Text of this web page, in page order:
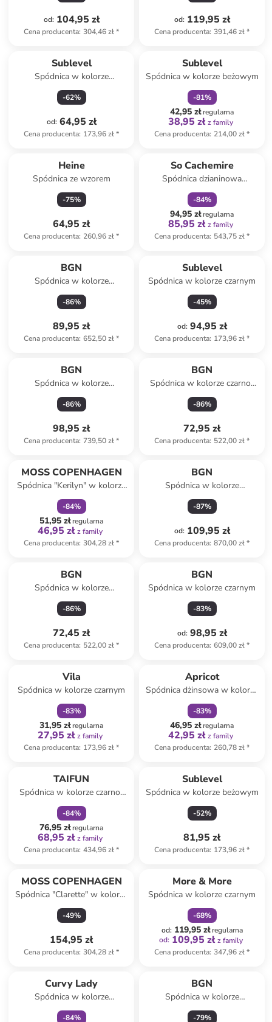
od: 104,95 zł
Cena producenta: 304,46 zł*
od: 119,95 zł
Cena producenta: 391,46 zł*
Sublevel
Spódnica w kolorze
niebieskim
-62%
od: 64,95 zł
Cena producenta: 173,96 zł*
Sublevel
Spódnica w kolorze beżowym
-81%
42,95 złregularna
38,95 zł z family
Cena producenta: 214,00 zł*
Heine
Spódnica ze wzorem
-75%
64,95 zł
Cena producenta: 260,96 zł*
So Cachemire
Spódnica dzianinowa
"Doristo" w kolorze brązowym
-84%
94,95 złregularna
85,95 zł z family
Cena producenta: 543,75 zł*
BGN
Spódnica w kolorze
brązowym
-86%
89,95 zł
Cena producenta: 652,50 zł*
Sublevel
Spódnica w kolorze czarnym
-45%
od: 94,95 zł
Cena producenta: 173,96 zł*
BGN
Spódnica w kolorze
czerwonym
-86%
98,95 zł
Cena producenta: 739,50 zł*
BGN
Spódnica w kolorze czarno-
białym
-86%
72,95 zł
Cena producenta: 522,00 zł*
MOSS COPENHAGEN
Spódnica "Kerilyn" w kolorze
szarym
-84%
51,95 złregularna
46,95 zł z family
Cena producenta: 304,28 zł*
BGN
Spódnica w kolorze
niebieskim
-87%
od: 109,95 zł
Cena producenta: 870,00 zł*
BGN
Spódnica w kolorze
fioletowo-miętowym
-86%
72,45 zł
Cena producenta: 522,00 zł*
BGN
Spódnica w kolorze czarnym
-83%
od: 98,95 zł
Cena producenta: 609,00 zł*
Vila
Spódnica w kolorze czarnym
-83%
31,95 złregularna
27,95 zł z family
Cena producenta: 173,96 zł*
Apricot
Spódnica dżinsowa w kolorze
błękitnym
-83%
46,95 złregularna
42,95 zł z family
Cena producenta: 260,78 zł*
TAIFUN
Spódnica w kolorze czarno-
kremowym
-84%
76,95 złregularna
68,95 zł z family
Cena producenta: 434,96 zł*
Sublevel
Spódnica w kolorze beżowym
-52%
81,95 zł
Cena producenta: 173,96 zł*
MOSS COPENHAGEN
Spódnica "Clarette" w kolorze
kremowo-czarnym
-49%
154,95 zł
Cena producenta: 304,28 zł*
More & More
Spódnica w kolorze czarnym
-68%
od: 119,95 złregularna
od: 109,95 zł z family
Cena producenta: 347,96 zł*
Curvy Lady
Spódnica w kolorze
jasnobrązowym
-84%
BGN
Spódnica w kolorze
brązowym
-79%